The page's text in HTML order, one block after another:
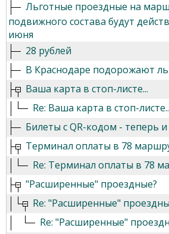
Льготные проездные на
подвижного состава будут
июня
28 рублей
В Краснодаре подорожают
Ваша карта в стоп-листе...
Re: Ваша карта в стоп-
Билеты с QR-кодом - теперь
Терминал оплаты в 78
Re: Терминал оплаты в 78
"Расширенные" проездные?
Re: "Расширенные"
Re: "Расширенные"